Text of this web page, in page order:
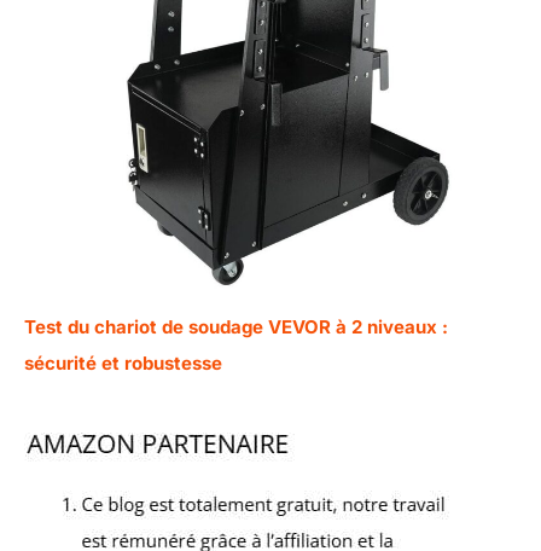
Test du chariot de soudage VEVOR à 2 niveaux :
sécurité et robustesse